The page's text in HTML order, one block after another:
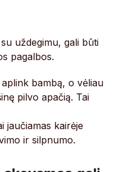
uždegimu, gali būti
pagalbos.
bambą, o vėliau
pilvo apačią. Tai
jaučiamas kairėje
ir silpnumo.